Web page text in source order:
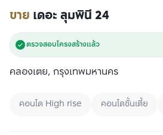
ขาย เดอะ ลุมพินี 24
ตรวจสอบโครงสร้างแล้ว
คลองเตย, กรุงเทพมหานคร
คอนโด High rise คอนโดชั้นเตี้ย